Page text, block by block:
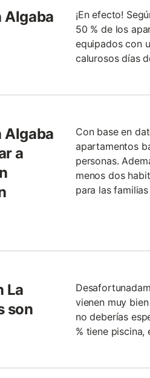
Algaba
¡En efecto!
50 % de los
equipados con
calurosos días
Algaba
a
Con base en
apartamentos
personas.
menos dos
para las
La
son
vienen muy
no deberías
% tiene piscina,